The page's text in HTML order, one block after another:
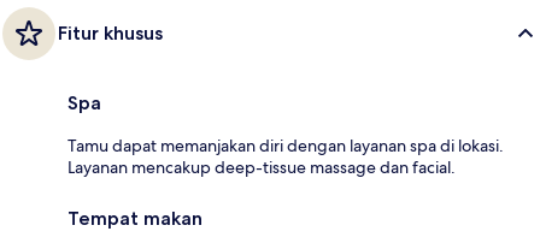
Fitur khusus
Spa
Tamu dapat memanjakan diri dengan layanan spa di lokasi.
Layanan mencakup deep-tissue massage dan facial.
Tempat makan